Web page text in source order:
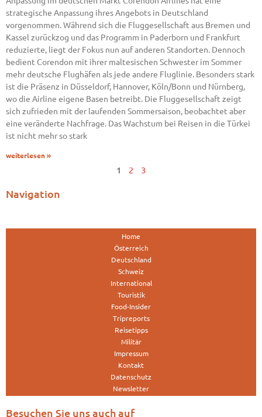
strategische Anpassung ihres Angebots in Deutschland
vorgenommen. Während sich die Fluggesellschaft aus Bremen und
Kassel zurückzog und das Programm in Paderborn und Frankfurt
reduzierte, liegt der Fokus nun auf anderen Standorten. Dennoch
bedient Corendon mit ihrer maltesischen Schwester im Sommer
mehr deutsche Flughäfen als jede andere Fluglinie. Besonders stark
ist die Präsenz in Düsseldorf, Hannover, Köln/Bonn und Nürnberg,
wo die Airline eigene Basen betreibt. Die Fluggesellschaft zeigt
sich zufrieden mit der laufenden Sommersaison, beobachtet aber
eine veränderte Nachfrage. Das Wachstum bei Reisen in die Türkei
ist nicht mehr so stark
weiterlesen »
1 2 3
Navigation
Home
Österreich
Deutschland
Schweiz
International
Touristik
Food-Insider
Tripreports
Reisetipps
Militär
Impressum
Kontakt
Datenschutz
Newsletter
Besuchen Sie uns auch auf